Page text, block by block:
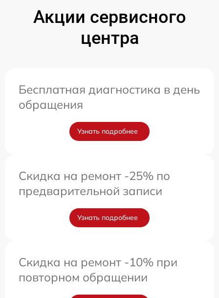
Акции сервисного
центра
Бесплатная диагностика в день
обращения
Узнать подробнее
Скидка на ремонт -25% по
предварительной записи
Узнать подробнее
Скидка на ремонт -10% при
повторном обращении